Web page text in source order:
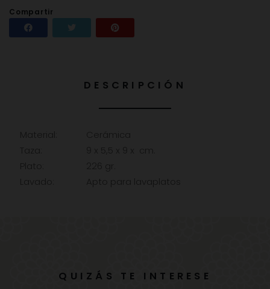
Compartir
Compartir Tuitear
DESCRIPCIÓN
QUIZÁS TE INTERESE